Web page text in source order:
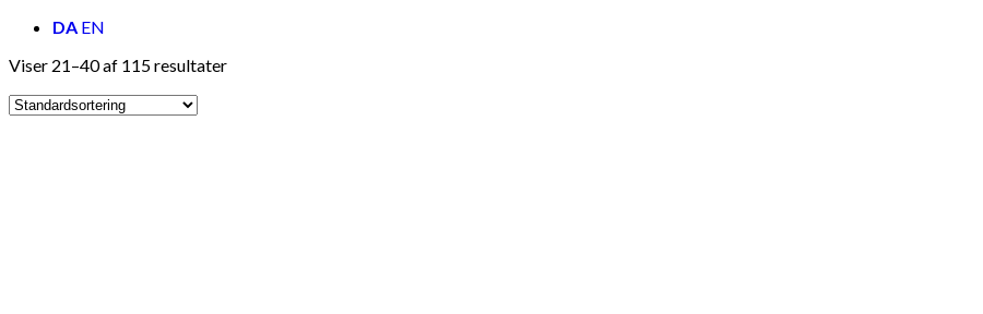
DA EN
Viser 21–40 af 115 resultater